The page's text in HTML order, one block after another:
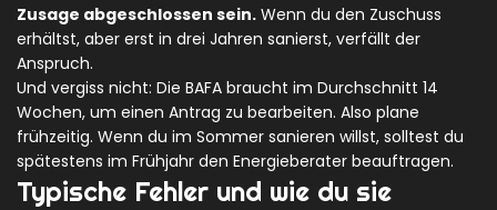
Zusage abgeschlossen sein. Wenn du den Zuschuss
erhältst, aber erst in drei Jahren sanierst, verfällt der
Anspruch.
Und vergiss nicht: Die BAFA braucht im Durchschnitt 14
Wochen, um einen Antrag zu bearbeiten. Also plane
frühzeitig. Wenn du im Sommer sanieren willst, solltest du
spätestens im Frühjahr den Energieberater beauftragen.
Typische Fehler und wie du sie